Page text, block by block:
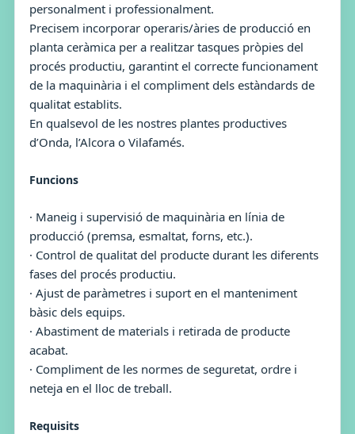
personalment i professionalment.
Precisem incorporar operaris/àries de producció en
planta ceràmica per a realitzar tasques pròpies del
procés productiu, garantint el correcte funcionament
de la maquinària i el compliment dels estàndards de
qualitat establits.
En qualsevol de les nostres plantes productives
d’Onda, l’Alcora o Vilafamés.
Funcions
· Maneig i supervisió de maquinària en línia de
producció (premsa, esmaltat, forns, etc.).
· Control de qualitat del producte durant les diferents
fases del procés productiu.
· Ajust de paràmetres i suport en el manteniment
bàsic dels equips.
· Abastiment de materials i retirada de producte
acabat.
· Compliment de les normes de seguretat, ordre i
neteja en el lloc de treball.
Requisits